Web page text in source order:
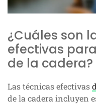
¿Cuáles son
efectivas
de la cadera?
Las técnicas efectivas
de la cadera incluyen